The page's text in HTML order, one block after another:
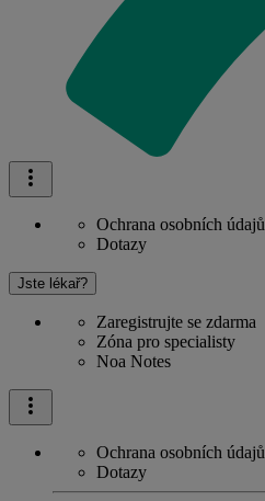
Ochrana osobních údajů
Dotazy
Jste lékař?
Zaregistrujte se zdarma
Zóna pro specialisty
Noa Notes
Ochrana osobních údajů
Dotazy